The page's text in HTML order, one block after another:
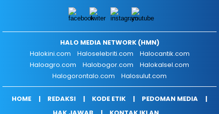
HALO MEDIA NETWORK (HMN)
Halokini.com
Haloselebriti.com
Halocantik.com
Haloagro.com
Halobogor.com
Halokalsel.com
Halogorontalo.com
Halosulut.com
HOME REDAKSI KODE ETIK
PEDOMAN MEDIA